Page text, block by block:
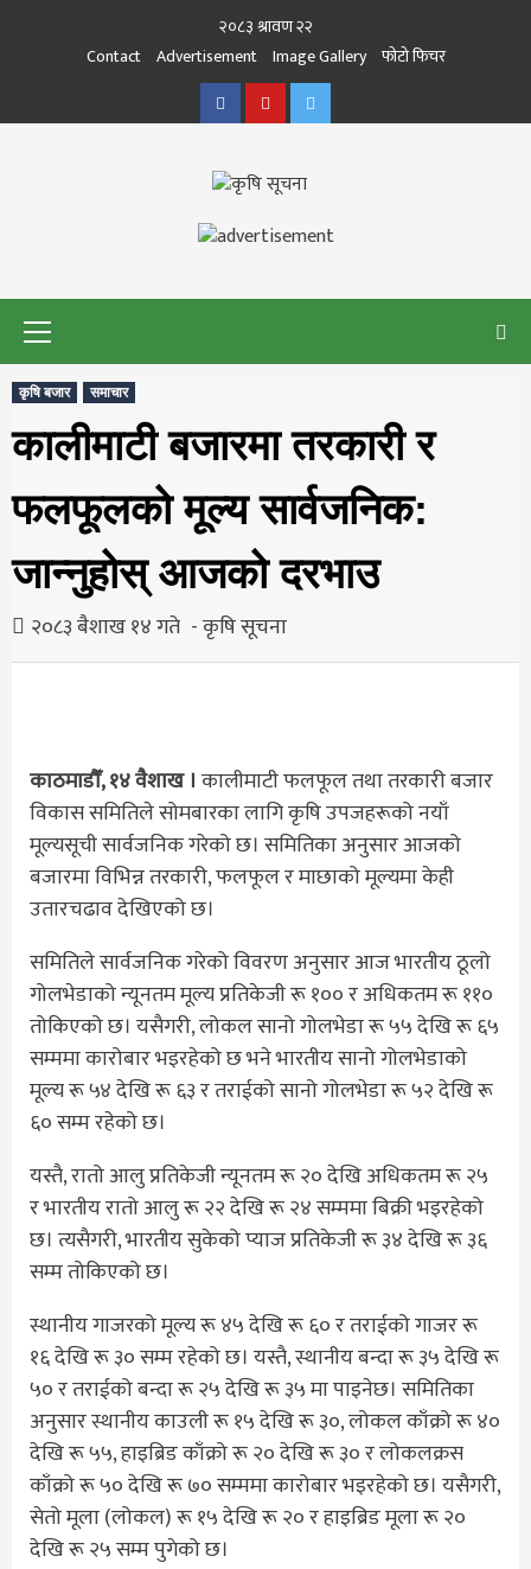
२०८३ श्रावण २२
Contact Advertisement Image Gallery फोटो फिचर
FacebookYoutubeTwitter
कृषि सूचना
KRISHISUCHANA
कृषि बजार समाचार
कालीमाटी बजारमा तरकारी र
फलफूलको मूल्य सार्वजनिक:
जान्नुहोस् आजको दरभाउ
२०८३ बैशाख १४ गते कृषि सूचना
काठमाडौँ, १४ वैशाख । कालीमाटी फलफूल तथा तरकारी बजार
विकास समितिले सोमबारका लागि कृषि उपजहरूको नयाँ
मूल्यसूची सार्वजनिक गरेको छ। समितिका अनुसार आजको
बजारमा विभिन्न तरकारी, फलफूल र माछाको मूल्यमा केही
उतारचढाव देखिएको छ।
समितिले सार्वजनिक गरेको विवरण अनुसार आज भारतीय ठूलो
गोलभेडाको न्यूनतम मूल्य प्रतिकेजी रू १०० र अधिकतम रू ११०
तोकिएको छ। यसैगरी, लोकल सानो गोलभेडा रू ५५ देखि रू ६५
सम्ममा कारोबार भइरहेको छ भने भारतीय सानो गोलभेडाको
मूल्य रू ५४ देखि रू ६३ र तराईको सानो गोलभेडा रू ५२ देखि रू
६० सम्म रहेको छ।
यस्तै, रातो आलु प्रतिकेजी न्यूनतम रू २० देखि अधिकतम रू २५
र भारतीय रातो आलु रू २२ देखि रू २४ सम्ममा बिक्री भइरहेको
छ। त्यसैगरी, भारतीय सुकेको प्याज प्रतिकेजी रू ३४ देखि रू ३६
सम्म तोकिएको छ।
स्थानीय गाजरको मूल्य रू ४५ देखि रू ६० र तराईको गाजर रू
१६ देखि रू ३० सम्म रहेको छ। यस्तै, स्थानीय बन्दा रू ३५ देखि रू
५० र तराईको बन्दा रू २५ देखि रू ३५ मा पाइनेछ। समितिका
अनुसार स्थानीय काउली रू १५ देखि रू ३०, लोकल काँक्रो रू ४०
देखि रू ५५, हाइब्रिड काँक्रो रू २० देखि रू ३० र लोकलक्रस
काँक्रो रू ५० देखि रू ७० सम्ममा कारोबार भइरहेको छ। यसैगरी,
सेतो मूला (लोकल) रू १५ देखि रू २० र हाइब्रिड मूला रू २०
देखि रू २५ सम्म पुगेको छ।